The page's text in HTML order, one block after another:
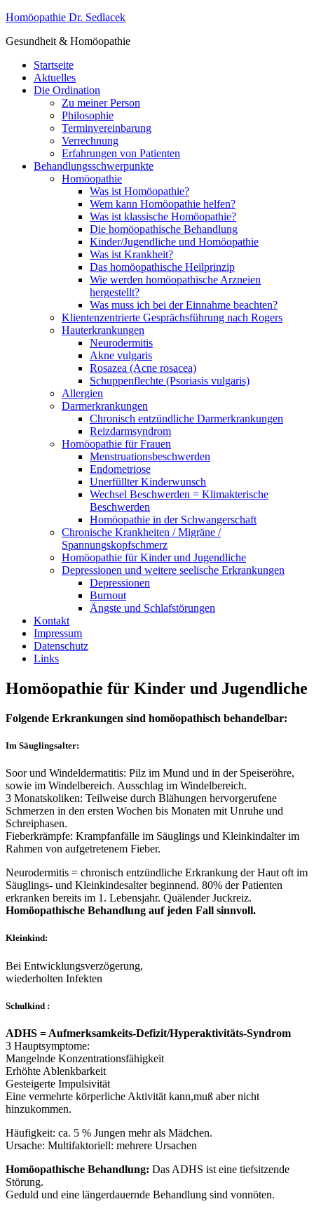
Homöopathie Dr. Sedlacek
Gesundheit & Homöopathie
Startseite
Aktuelles
Die Ordination
Zu meiner Person
Philosophie
Terminvereinbarung
Verrechnung
Erfahrungen von Patienten
Behandlungsschwerpunkte
Homöopathie
Was ist Homöopathie?
Wem kann Homöopathie helfen?
Was ist klassische Homöopathie?
Die homöopathische Behandlung
Kinder/Jugendliche und Homöopathie
Was ist Krankheit?
Das homöopathische Heilprinzip
Wie werden homöopathische Arzneien
hergestellt?
Was muss ich bei der Einnahme beachten?
Klientenzentrierte Gesprächsführung nach Rogers
Hauterkrankungen
Neurodermitis
Akne vulgaris
Rosazea (Acne rosacea)
Schuppenflechte (Psoriasis vulgaris)
Allergien
Darmerkrankungen
Chronisch entzündliche Darmerkrankungen
Reizdarmsyndrom
Homöopathie für Frauen
Menstruationsbeschwerden
Endometriose
Unerfüllter Kinderwunsch
Wechsel Beschwerden = Klimakterische
Beschwerden
Homöopathie in der Schwangerschaft
Chronische Krankheiten / Migräne /
Spannungskopfschmerz
Homöopathie für Kinder und Jugendliche
Depressionen und weitere seelische Erkrankungen
Depressionen
Burnout
Ängste und Schlafstörungen
Kontakt
Impressum
Datenschutz
Links
Homöopathie für Kinder und Jugendliche
Folgende Erkrankungen sind homöopathisch behandelbar:
Im Säuglingsalter:
Soor und Windeldermatitis: Pilz im Mund und in der Speiseröhre,
sowie im Windelbereich. Ausschlag im Windelbereich.
3 Monatskoliken: Teilweise durch Blähungen hervorgerufene
Schmerzen in den ersten Wochen bis Monaten mit Unruhe und
Schreiphasen.
Fieberkrämpfe: Krampfanfälle im Säuglings und Kleinkindalter im
Rahmen von aufgetretenem Fieber.
Neurodermitis = chronisch entzündliche Erkrankung der Haut oft im
Säuglings- und Kleinkindesalter beginnend. 80% der Patienten
erkranken bereits im 1. Lebensjahr. Quälender Juckreiz.
Homöopathische Behandlung auf jeden Fall sinnvoll.
Kleinkind:
Bei Entwicklungsverzögerung,
wiederholten Infekten
Schulkind :
ADHS = Aufmerksamkeits-Defizit/Hyperaktivitäts-Syndrom
3 Hauptsymptome:
Mangelnde Konzentrationsfähigkeit
Erhöhte Ablenkbarkeit
Gesteigerte Impulsivität
Eine vermehrte körperliche Aktivität kann,muß aber nicht
hinzukommen.
Häufigkeit: ca. 5 % Jungen mehr als Mädchen.
Ursache: Multifaktoriell: mehrere Ursachen
Homöopathische Behandlung: Das ADHS ist eine tiefsitzende
Störung.
Geduld und eine längerdauernde Behandlung sind vonnöten.